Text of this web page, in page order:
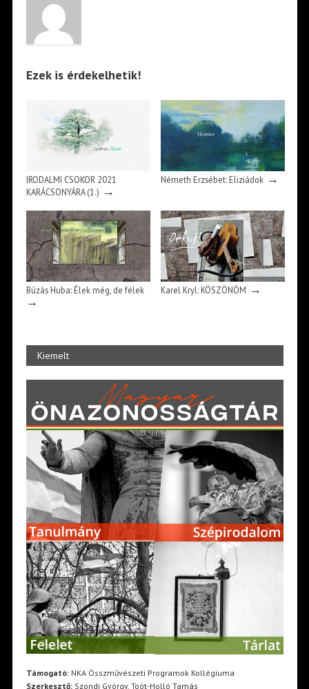
Ezek is érdekelhetik!
IRODALMI CSOKOR 2021
KARÁCSONYÁRA (1.) →
Németh Erzsébet: Eliziádok→
Búzás Huba: Élek még, de félek
→
Karel Kryl: KÖSZÖNÖM →
Kiemelt
Támogató:NKA Összművészeti Programok Kollégiuma
Szerkesztő:Szondi György, Toót-Holló Tamás